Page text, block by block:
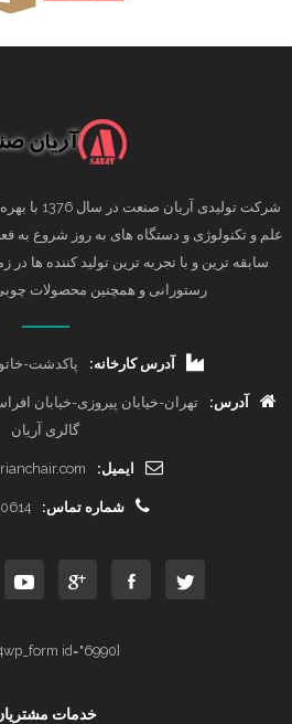
شرکت
علم و تکنولوژی و دستگاه های به روز شروع به
سابقه ترین و با تجربه ترین تولید کننده ها در
رستورانی و همچنین محصولات
آدرس کارخانه: پاکدشت-
آدرس:
تهران-خیابان پیروزی-خیابان
گالری آریان
ایمیل:
شماره تماس:
[mc4wp_form id="6990"]
خدمات